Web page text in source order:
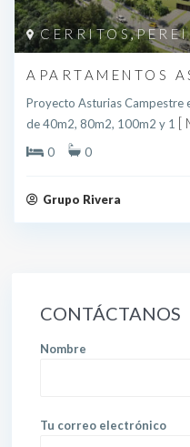
CERRITOS,
APARTAMENTOS
Proyecto Asturias Campestre
de 40m2, 80m2, 100m2 y 1
0 0
Grupo Rivera
CONTÁCTANOS
Nombre
Tu correo electrónico